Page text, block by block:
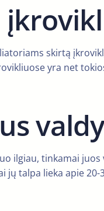
skirtą
yra net
ilgiau, tinkamai
talpa lieka apie